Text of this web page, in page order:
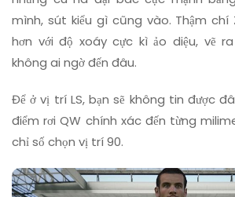
mình, sút kiểu gì cũng vào. Thậm chí
hơn với độ xoáy cực kì ảo diệu, vẽ
không ai ngờ đến đâu.
Để ở vị trí LS, bạn sẽ không tin được
điểm rơi QW chính xác đến từng
chỉ số chọn vị trí 90.